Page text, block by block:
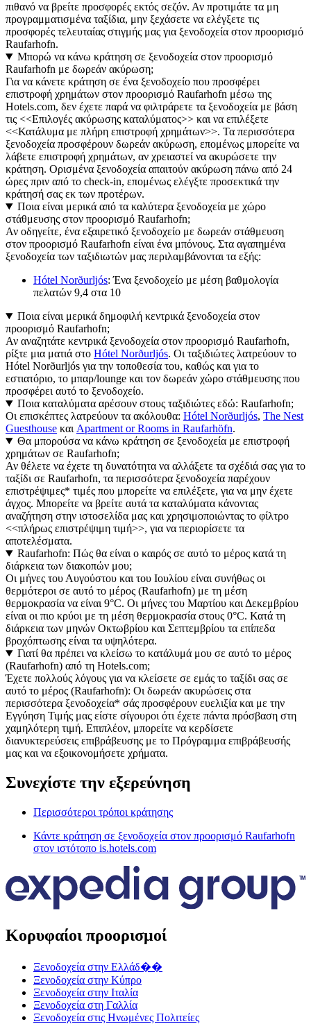
πιθανό να βρείτε προσφορές εκτός σεζόν. Αν προτιμάτε τα μη
προγραμματισμένα ταξίδια, μην ξεχάσετε να ελέγξετε τις
προσφορές τελευταίας στιγμής μας για ξενοδοχεία στον προορισμό
Raufarhofn.
Μπορώ να κάνω κράτηση σε ξενοδοχεία στον προορισμό
Raufarhofn με δωρεάν ακύρωση;
Για να κάνετε κράτηση σε ένα ξενοδοχείο που προσφέρει
επιστροφή χρημάτων στον προορισμό Raufarhofn μέσω της
Hotels.com, δεν έχετε παρά να φιλτράρετε τα ξενοδοχεία με βάση
τις <<Επιλογές ακύρωσης καταλύματος>> και να επιλέξετε
<<Κατάλυμα με πλήρη επιστροφή χρημάτων>>. Τα περισσότερα
ξενοδοχεία προσφέρουν δωρεάν ακύρωση, επομένως μπορείτε να
λάβετε επιστροφή χρημάτων, αν χρειαστεί να ακυρώσετε την
κράτηση. Ορισμένα ξενοδοχεία απαιτούν ακύρωση πάνω από 24
ώρες πριν από το check-in, επομένως ελέγξτε προσεκτικά την
κράτησή σας εκ των προτέρων.
Ποια είναι μερικά από τα καλύτερα ξενοδοχεία με χώρο
στάθμευσης στον προορισμό Raufarhofn;
Αν οδηγείτε, ένα εξαιρετικό ξενοδοχείο με δωρεάν στάθμευση
στον προορισμό Raufarhofn είναι ένα μπόνους. Στα αγαπημένα
ξενοδοχεία των ταξιδιωτών μας περιλαμβάνονται τα εξής:
Hótel Norðurljós: Ένα ξενοδοχείο με μέση βαθμολογία
πελατών 9,4 στα 10
Ποια είναι μερικά δημοφιλή κεντρικά ξενοδοχεία στον
προορισμό Raufarhofn;
Αν αναζητάτε κεντρικά ξενοδοχεία στον προορισμό Raufarhofn,
ρίξτε μια ματιά στο Hótel Norðurljós. Οι ταξιδιώτες λατρεύουν το
Hótel Norðurljós για την τοποθεσία του, καθώς και για το
εστιατόριο, το μπαρ/lounge και τον δωρεάν χώρο στάθμευσης που
προσφέρει αυτό το ξενοδοχείο.
Ποια καταλύματα αρέσουν στους ταξιδιώτες εδώ: Raufarhofn;
Οι επισκέπτες λατρεύουν τα ακόλουθα: Hótel Norðurljós, The Nest
Guesthouse και Apartment or Rooms in Raufarhöfn.
Θα μπορούσα να κάνω κράτηση σε ξενοδοχεία με επιστροφή
χρημάτων σε Raufarhofn;
Αν θέλετε να έχετε τη δυνατότητα να αλλάξετε τα σχέδιά σας για το
ταξίδι σε Raufarhofn, τα περισσότερα ξενοδοχεία παρέχουν
επιστρέψιμες* τιμές που μπορείτε να επιλέξετε, για να μην έχετε
άγχος. Μπορείτε να βρείτε αυτά τα καταλύματα κάνοντας
αναζήτηση στην ιστοσελίδα μας και χρησιμοποιώντας το φίλτρο
<<πλήρως επιστρέψιμη τιμή>>, για να περιορίσετε τα
αποτελέσματα.
Raufarhofn: Πώς θα είναι ο καιρός σε αυτό το μέρος κατά τη
διάρκεια των διακοπών μου;
Οι μήνες του Αυγούστου και του Ιουλίου είναι συνήθως οι
θερμότεροι σε αυτό το μέρος (Raufarhofn) με τη μέση
θερμοκρασία να είναι 9°C. Οι μήνες του Μαρτίου και Δεκεμβρίου
είναι οι πιο κρύοι με τη μέση θερμοκρασία στους 0°C. Κατά τη
διάρκεια των μηνών Οκτωβρίου και Σεπτεμβρίου τα επίπεδα
βροχόπτωσης είναι τα υψηλότερα.
Γιατί θα πρέπει να κλείσω το κατάλυμά μου σε αυτό το μέρος
(Raufarhofn) από τη Hotels.com;
Έχετε πολλούς λόγους για να κλείσετε σε εμάς το ταξίδι σας σε
αυτό το μέρος (Raufarhofn): Οι δωρεάν ακυρώσεις στα
περισσότερα ξενοδοχεία* σάς προσφέρουν ευελιξία και με την
Εγγύηση Τιμής μας είστε σίγουροι ότι έχετε πάντα πρόσβαση στη
χαμηλότερη τιμή. Επιπλέον, μπορείτε να κερδίσετε
διανυκτερεύσεις επιβράβευσης με το Πρόγραμμα επιβράβευσής
μας και να εξοικονομήσετε χρήματα.
Συνεχίστε την εξερεύνηση
Περισσότεροι τρόποι κράτησης
Κάντε κράτηση σε ξενοδοχεία στον προορισμό Raufarhofn
στον ιστότοπο is.hotels.com
Κορυφαίοι προορισμοί
Ξενοδοχεία στην Ελλάδ��
Ξενοδοχεία στην Κύπρο
Ξενοδοχεία στην Ιταλία
Ξενοδοχεία στη Γαλλία
Ξενοδοχεία στις Ηνωμένες Πολιτείες